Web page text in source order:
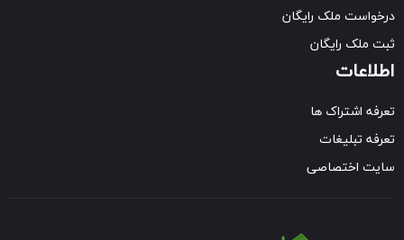
درخواست ملک رایگان
ثبت ملک رایگان
اطلاعات
تعرفه اشتراک ها
تعرفه تبلیغات
سایت اختصاصی